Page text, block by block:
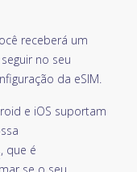
receberá um
no seu
da eSIM.
e iOS suportam
, que é
se o seu